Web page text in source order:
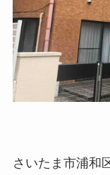
さいたま市浦和